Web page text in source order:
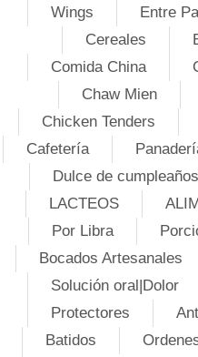
Wings
Entre
Cereales
Comida China
Chaw Mien
Chicken Tenders
Cafetería
Dulce de cumpleaños
LACTEOS
Por Libra
Bocados Artesanales
Solución oral|Dolor
Protectores
Batidos